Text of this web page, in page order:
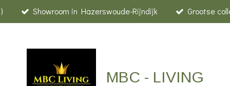
Showroom in Hazerswoude-Rijndijk Grootse
MBC - LIVING